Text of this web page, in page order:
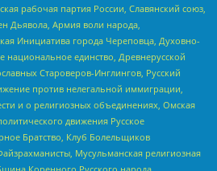
рабочая партия России, Славянский союз,
Дьявола, Армия воли народа,
Инициатива города Череповца, Духовно-
национальное единство, Древнерусской
Староверов-Инглингов, Русский
против нелегальной иммиграции,
и о религиозных объединениях, Омская
движения Русское
Братство, Клуб Болельщиков
Мусульманская религиозная